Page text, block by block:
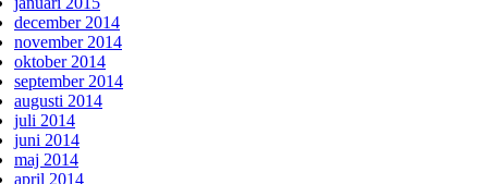
december 2014
november 2014
oktober 2014
september 2014
augusti 2014
juli 2014
juni 2014
maj 2014
april 2014